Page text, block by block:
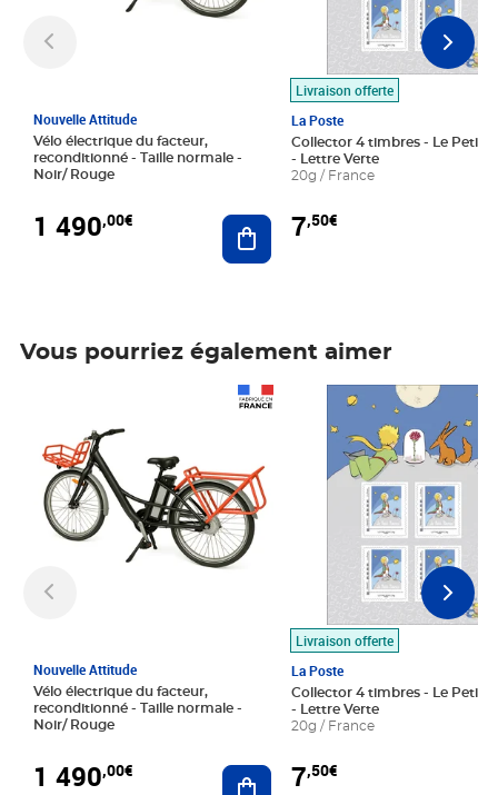
Nouvelle Attitude
Vélo électrique du facteur,
reconditionné - Taille normale -
Noir/ Rouge
1 490,00€ Ajouter au panier
Livraison offerte
La Poste
Collector 4 timbres - Le Petit
- Lettre Verte
20g / France
7,50€
Vous pourriez également aimer
Nouvelle Attitude
Vélo électrique du facteur,
reconditionné - Taille normale -
Noir/ Rouge
1 490,00€ Ajouter au panier
Livraison offerte
La Poste
Collector 4 timbres - Le Petit
- Lettre Verte
20g / France
7,50€
Prix 7,50€